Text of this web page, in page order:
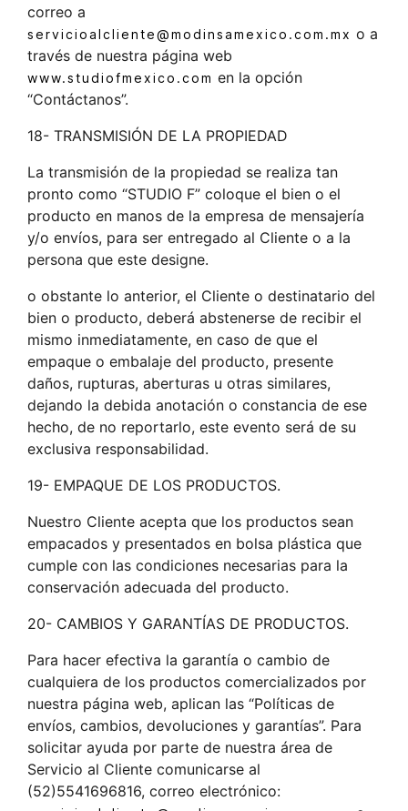
correo a
servicioalcliente@modinsamexico.com.mx o a
través de nuestra página web
www.studiofmexico.com en la opción
“Contáctanos”.
18- TRANSMISIÓN DE LA PROPIEDAD
La transmisión de la propiedad se realiza tan
pronto como “STUDIO F” coloque el bien o el
producto en manos de la empresa de mensajería
y/o envíos, para ser entregado al Cliente o a la
persona que este designe.
o obstante lo anterior, el Cliente o destinatario del
bien o producto, deberá abstenerse de recibir el
mismo inmediatamente, en caso de que el
empaque o embalaje del producto, presente
daños, rupturas, aberturas u otras similares,
dejando la debida anotación o constancia de ese
hecho, de no reportarlo, este evento será de su
exclusiva responsabilidad.
19- EMPAQUE DE LOS PRODUCTOS.
Nuestro Cliente acepta que los productos sean
empacados y presentados en bolsa plástica que
cumple con las condiciones necesarias para la
conservación adecuada del producto.
20- CAMBIOS Y GARANTÍAS DE PRODUCTOS.
Para hacer efectiva la garantía o cambio de
cualquiera de los productos comercializados por
nuestra página web, aplican las “Políticas de
envíos, cambios, devoluciones y garantías”. Para
solicitar ayuda por parte de nuestra área de
Servicio al Cliente comunicarse al
(52)5541696816, correo electrónico: